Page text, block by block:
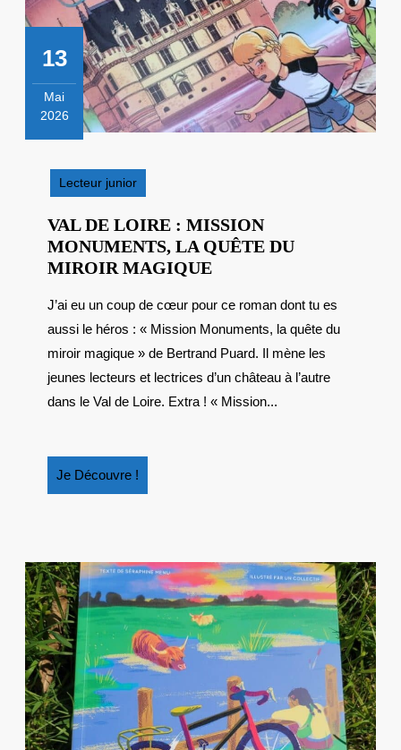
13
Mai
2026
2026
Lecteur junior
VAL DE LOIRE : MISSION
MONUMENTS, LA QUÊTE DU
MIROIR MAGIQUEVAL
LOIRE
:
MISSION
MONUMENTS,
LA
J’ai eu un coup de cœur pour ce roman dont tu es
aussi le héros : « Mission Monuments, la quête du
miroir magique » de Bertrand Puard. Il mène les
jeunes lecteurs et lectrices d’un château à l’autre
dans le Val de Loire. Extra ! « Mission...
Je Découvre !
Découvre